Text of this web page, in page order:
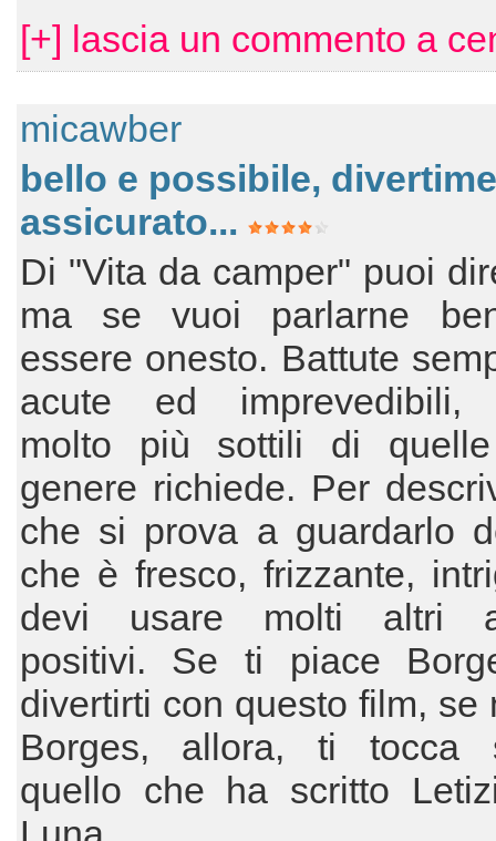
[+] lascia un commento a
micawber
bello e possibile,
assicurato...
Di "Vita da camper" puoi
ma se vuoi parlarne
essere onesto. Battute
acute ed imprevedibili,
molto più sottili di
genere richiede. Per
che si prova a guardarlo
che è fresco, frizzante,
devi usare molti altri
positivi. Se ti piace
divertirti con questo film, se
Borges, allora, ti tocca
quello che ha scritto